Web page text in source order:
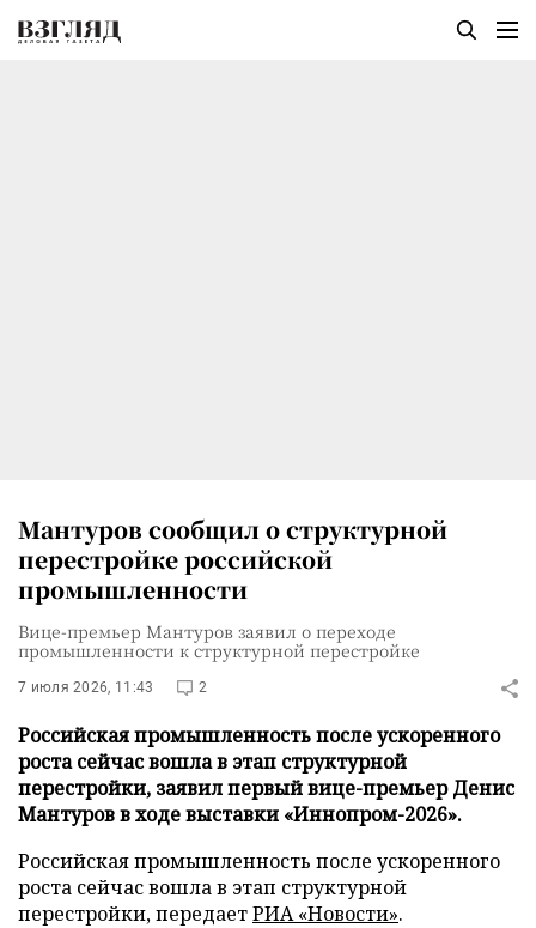
Мантуров сообщил о структурной
перестройке российской
промышленности
Вице-премьер Мантуров заявил о переходе
промышленности к структурной перестройке
7 июля 2026, 11:43 2
Российская промышленность после ускоренного
роста сейчас вошла в этап структурной
перестройки, заявил первый вице-премьер Денис
Мантуров в ходе выставки «Иннопром-2026».
Российская промышленность после ускоренного
роста сейчас вошла в этап структурной
перестройки, передаетРИА «Новости».